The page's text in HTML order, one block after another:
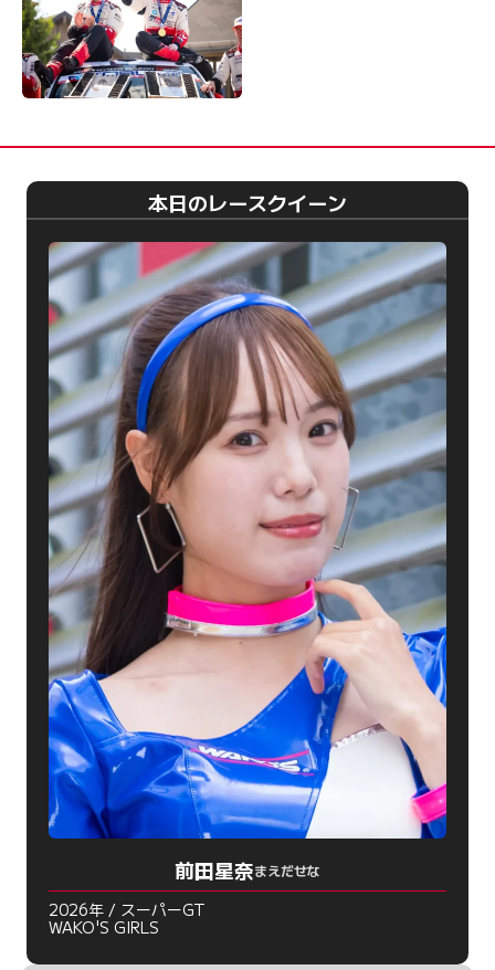
本日のレースクイーン
前田星奈まえだせな
2026年 / スーパーGT
WAKO'S GIRLS